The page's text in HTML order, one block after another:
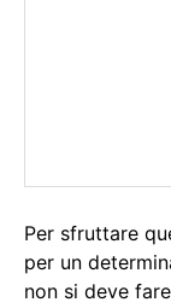
Per sfruttare
per un
non si deve